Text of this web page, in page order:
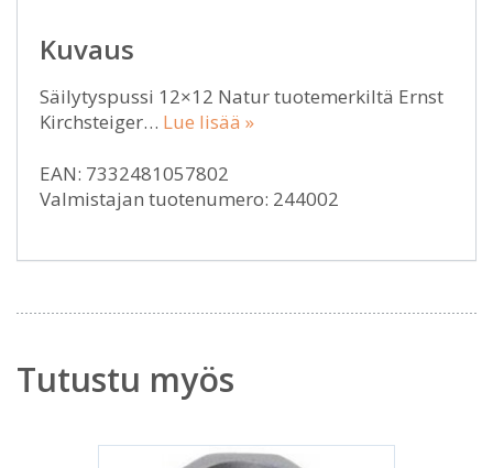
Kuvaus
Säilytyspussi 12×12 Natur tuotemerkiltä Ernst
Kirchsteiger… Lue lisää »
EAN: 7332481057802
Valmistajan tuotenumero: 244002
Tutustu myös